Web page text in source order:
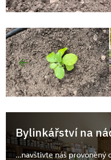
Bylinkářství na
...navštivte náš provoněný